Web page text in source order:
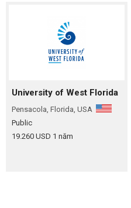
University of West Florida
Pensacola, Florida, USA
Public
19.260 USD 1 năm